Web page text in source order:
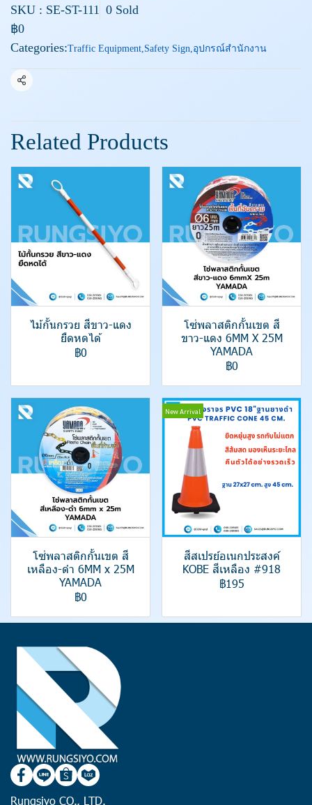
SKU : SE-ST-111 0 Sold
฿0
Categories:Traffic Equipment,Safety Sign,อุปกรณ์สำนักงาน
Share
Related Products
ไม้กั้นกรวย สีขาว-แดง
ยืดหดได้
฿0
โซ่พลาสติกกั้นเขต สี
ขาว-แดง 6MM X 25M
YAMADA
฿0
โซ่พลาสติกกั้นเขต สี
เหลือง-ดำ 6MM x 25M
YAMADA
฿0
New Arrival
สีสเปรย์อเนกประสงค์
KOBE สีเหลือง #918
฿195
Rungsiyo CO., LTD.